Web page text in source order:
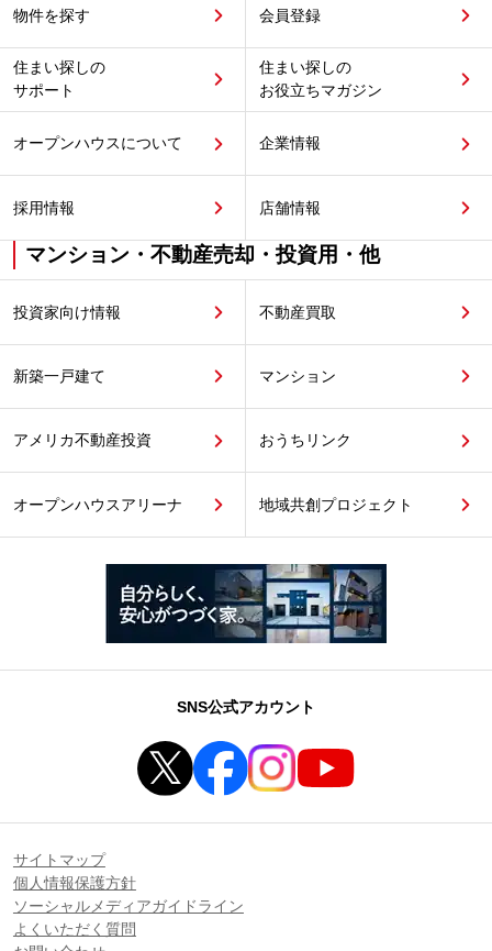
物件を探す 会員登録
住まい探しの
サポート
住まい探しの
お役立ちマガジン
オープンハウスについて 企業情報
採用情報 店舗情報
マンション・不動産売却・投資用・他
投資家向け情報 不動産買取
新築一戸建て マンション
アメリカ不動産投資 おうちリンク
オープンハウスアリーナ 地域共創プロジェクト
SNS公式アカウント
サイトマップ
個人情報保護方針
ソーシャルメディアガイドライン
よくいただく質問